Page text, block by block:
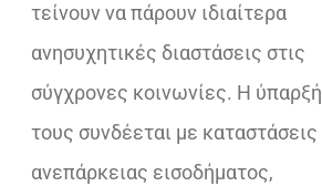
τείνουν να πάρουν ιδιαίτερα
ανησυχητικές διαστάσεις στις
σύγχρονες κοινωνίες. Η ύπαρξή
τους συνδέεται με καταστάσεις
ανεπάρκειας εισοδήματος,